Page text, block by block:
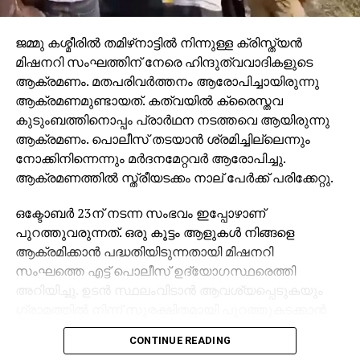
ജമ്മു കശ്മീരില്‍ തമിഴ്‌നാട്ടില്‍ നിന്നുള്ള ക്രിസ്ത്യന്‍
മിഷനറി സംഘത്തിന് നേരെ ഹിന്ദുത്വവാദികളുടെ
ആക്രമണം. മതപരിവര്‍ത്തനം ആരോപിച്ചായിരുന്നു
ആക്രമണമുണ്ടായത്. കത്വയില്‍ ക്രൈസ്തവ
കുടുംബത്തിനൊപ്പം പ്രാര്‍ഥന നടത്തവെ ആയിരുന്നു
ആക്രമണം. പൊലീസ് തടയാന്‍ ശ്രമിച്ചില്ലെന്നും
നോക്കിനിന്നെന്നും മര്‍ദനമേറ്റവര്‍ ആരോപിച്ചു.
ആക്രമണത്തില്‍ സ്ത്രീയടക്കം നാല് പേര്‍ക്ക് പരിക്കേറ്റു.
ഒക്ടോബര്‍ 23ന് നടന്ന സംഭവം ഇപ്പോഴാണ്
പുറത്തുവരുന്നത്. ഒരു കൂട്ടം ആളുകള്‍ നിങ്ങളെ
ആക്രമിക്കാന്‍ പദ്ധതിയിടുന്നതായി മിഷനറി
സംഘത്തെ എട്ട് പൊലീസ് ഉദ്യോഗസ്ഥരെത്തി
അറിയിച്ചു. ഉടന്‍ സ്ഥലംവിടാന്‍ ആവശ്യപ്പെടുകയും
സംരക്ഷണം നല്‍കാമെന്ന് പറയുകയും ചെയ്തു.
CONTINUE READING